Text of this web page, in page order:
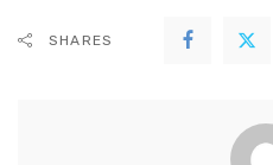
SHARES